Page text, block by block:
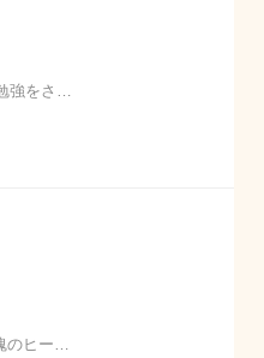
強をさ…
のヒー…